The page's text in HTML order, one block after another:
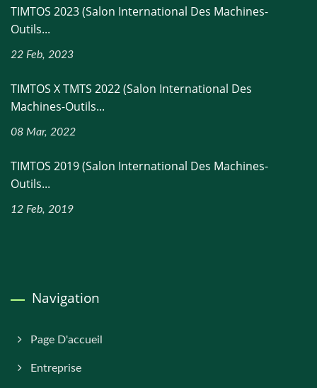
TIMTOS 2023 (Salon International Des Machines-
Outils...
22 Feb, 2023
TIMTOS X TMTS 2022 (Salon International Des
Machines-Outils...
08 Mar, 2022
TIMTOS 2019 (Salon International Des Machines-
Outils...
12 Feb, 2019
Navigation
Page D'accueil
Entreprise